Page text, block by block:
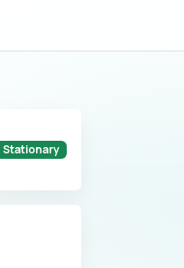
Stationary